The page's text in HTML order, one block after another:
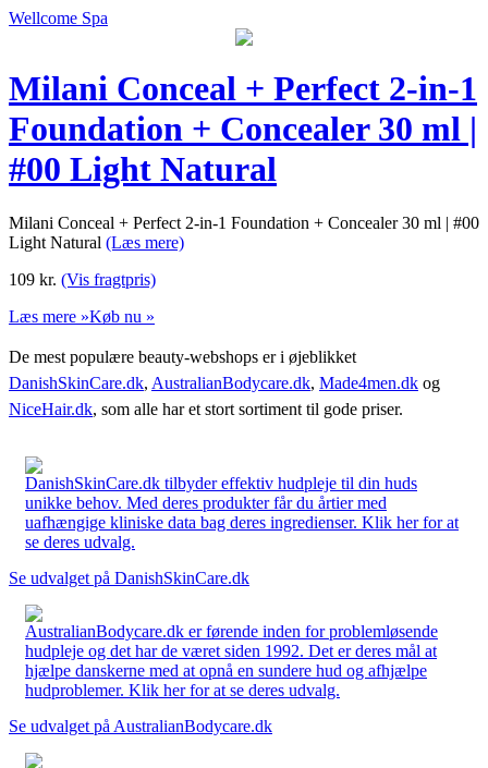
Wellcome Spa
Milani Conceal + Perfect 2-in-1
Foundation + Concealer 30 ml |
#00 Light Natural
Milani Conceal + Perfect 2-in-1 Foundation + Concealer 30 ml | #00
Light Natural (Læs mere)
109 kr. (Vis fragtpris)
Læs mere »Køb nu »
De mest populære beauty-webshops er i øjeblikket
DanishSkinCare.dk, AustralianBodycare.dk, Made4men.dk og
NiceHair.dk, som alle har et stort sortiment til gode priser.
DanishSkinCare.dk tilbyder effektiv hudpleje til din huds
unikke behov. Med deres produkter får du årtier med
uafhængige kliniske data bag deres ingredienser. Klik her for at
se deres udvalg.
Se udvalget på DanishSkinCare.dk
AustralianBodycare.dk er førende inden for problemløsende
hudpleje og det har de været siden 1992. Det er deres mål at
hjælpe danskerne med at opnå en sundere hud og afhjælpe
hudproblemer. Klik her for at se deres udvalg.
Se udvalget på AustralianBodycare.dk